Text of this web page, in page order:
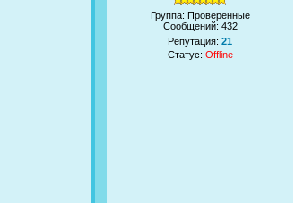
Группа: Проверенные
Сообщений: 432
Репутация: 21
Статус: Offline